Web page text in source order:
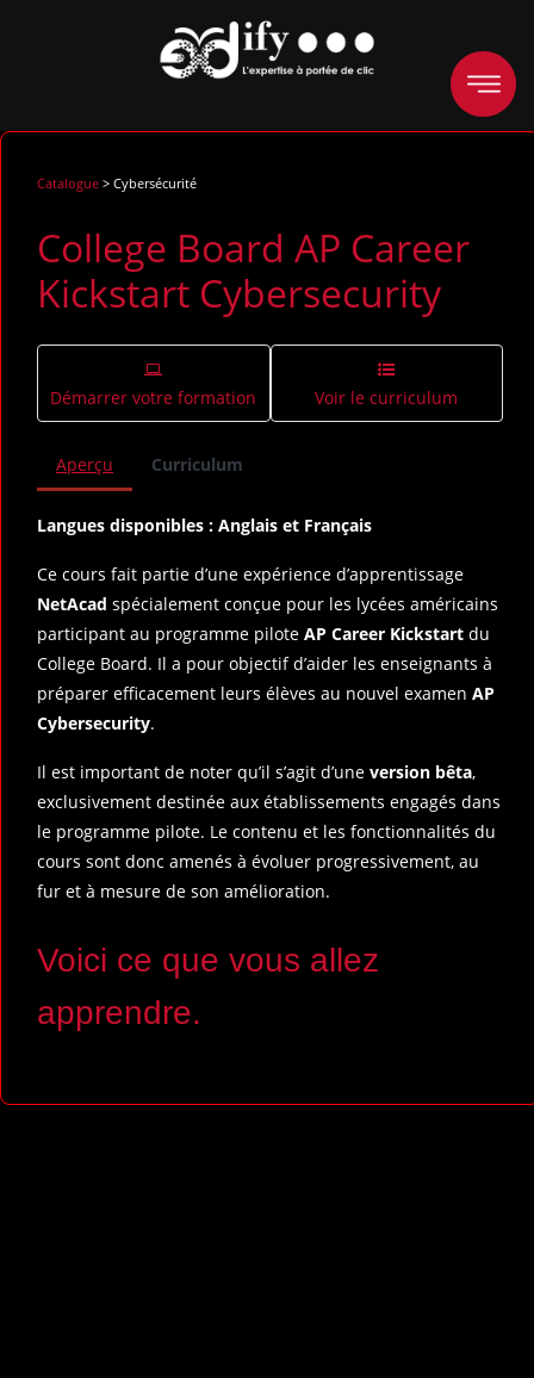
Catalogue > Cybersécurité
College Board AP Career
Kickstart Cybersecurity
Démarrer votre formation Voir le curriculum
Aperçu Curriculum
Langues disponibles : Anglais et Français
Ce cours fait partie d’une expérience d’apprentissage
NetAcad spécialement conçue pour les lycées américains
participant au programme pilote AP Career Kickstart du
College Board. Il a pour objectif d’aider les enseignants à
préparer efficacement leurs élèves au nouvel examen AP
Cybersecurity.
Il est important de noter qu’il s’agit d’une version bêta,
exclusivement destinée aux établissements engagés dans
le programme pilote. Le contenu et les fonctionnalités du
cours sont donc amenés à évoluer progressivement, au
fur et à mesure de son amélioration.
Voici ce que vous allez
apprendre.